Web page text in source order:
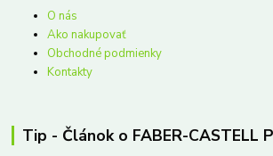
O nás
Ako nakupovať
Obchodné podmienky
Kontakty
Tip - Článok o FABER-CASTELL